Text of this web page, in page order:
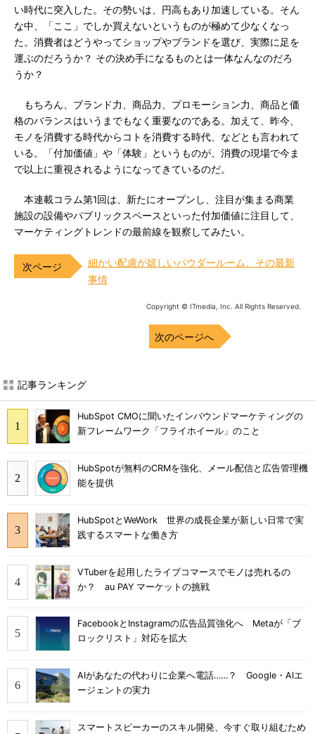
い時代に突入した。その勢いは、円高もあり加速している。そん
な中、「ここ」でしか買えないというものが極めて少なくなっ
た。消費者はどうやってショップやブランドを選び、実際に足を
運ぶのだろうか？ その決め手になるものとは一体なんなのだろ
うか？
もちろん、ブランド力、商品力、プロモーション力、商品と価
格のバランスはいうまでもなく重要なのである。加えて、昨今、
モノを消費する時代からコトを消費する時代、などとも言われて
いる。「付加価値」や「体験」というものが、消費の現場で今ま
で以上に重視されるようになってきているのだ。
本連載コラム第1回は、新たにオープンし、注目が集まる商業
施設の設備やパブリックスペースといった付加価値に注目して、
マーケティングトレンドの最前線を観察してみたい。
細かい配慮が嬉しいパウダールーム、その最新
事情
Copyright © ITmedia, Inc. All Rights Reserved.
次のページへ
記事ランキング
HubSpot CMOに聞いたインバウンドマーケティングの
新フレームワーク「フライホイール」のこと
HubSpotが無料のCRMを強化、メール配信と広告管理機
能を提供
HubSpotとWeWork 世界の成長企業が新しい日常で実
践するスマートな働き方
VTuberを起用したライブコマースでモノは売れるの
か？ au PAY マーケットの挑戦
FacebookとInstagramの広告品質強化へ Metaが「ブ
ロックリスト」対応を拡大
AIがあなたの代わりに企業へ電話……？ Google・AIエ
ージェントの実力
スマートスピーカーのスキル開発、今すぐ取り組むため